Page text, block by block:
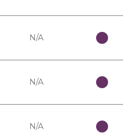
N/A
N/A
N/A